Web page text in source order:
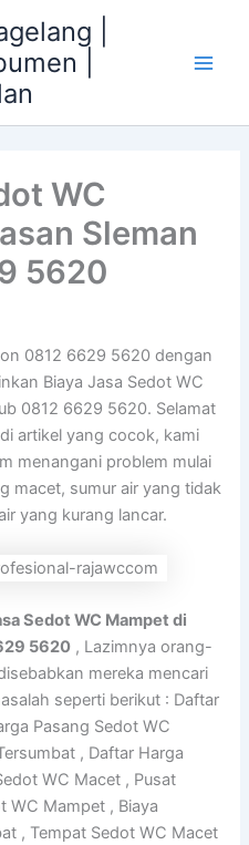
|
|
WC
Sleman
5620
0812 6629 5620 dengan
Biaya Jasa Sedot WC
0812 6629 5620. Selamat
artikel yang cocok, kami
menangani problem mulai
macet, sumur air yang tidak
yang kurang lancar.
Sedot WC Mampet di
5620 , Lazimnya orang-
mereka mencari
seperti berikut : Daftar
Pasang Sedot WC
, Daftar Harga
WC Macet , Pusat
WC Mampet , Biaya
, Tempat Sedot WC Macet